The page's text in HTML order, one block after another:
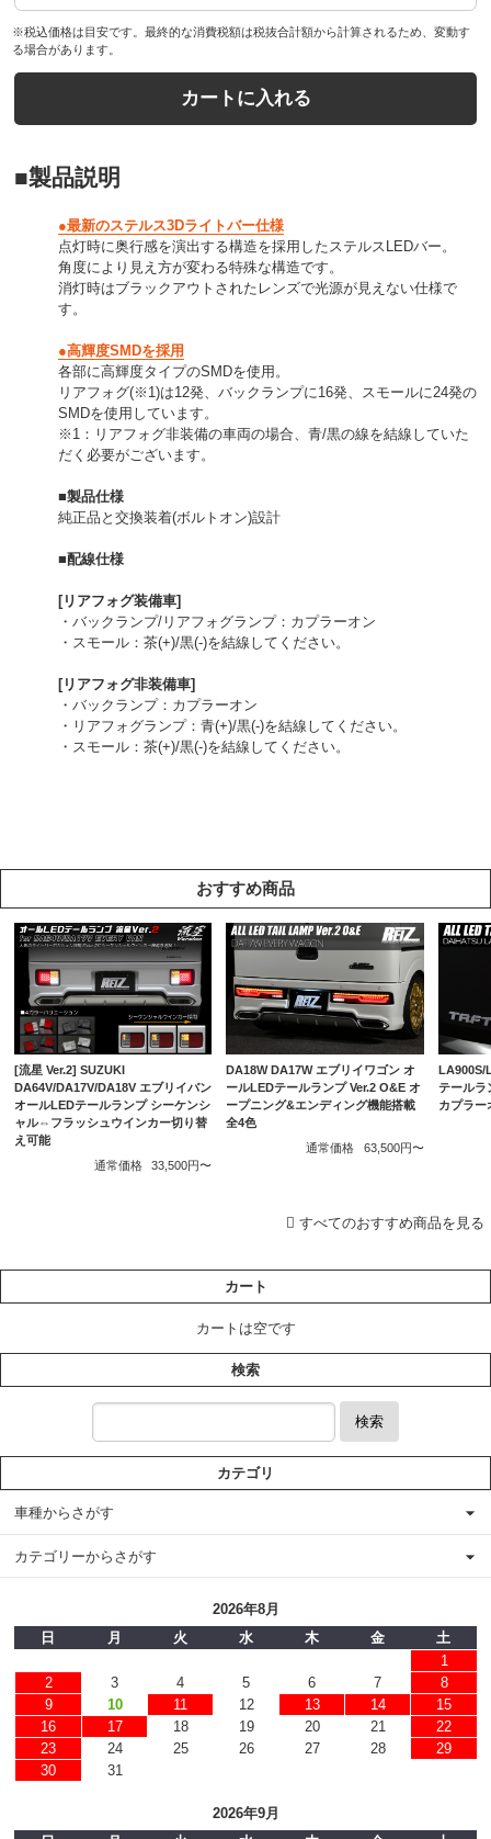
※税込価格は目安です。最終的な消費税額は税抜合計額から計算されるため、変動す
る場合があります。
カートに入れる
■製品説明
●最新のステルス3Dライトバー仕様
点灯時に奥行感を演出する構造を採用したステルスLEDバー。
角度により見え方が変わる特殊な構造です。
消灯時はブラックアウトされたレンズで光源が見えない仕様で
す。
●高輝度SMDを採用
各部に高輝度タイプのSMDを使用。
リアフォグ(※1)は12発、バックランプに16発、スモールに24発の
SMDを使用しています。
※1：リアフォグ非装備の車両の場合、青/黒の線を結線していた
だく必要がございます。
■製品仕様
純正品と交換装着(ボルトオン)設計
■配線仕様
[リアフォグ装備車]
・バックランプ/リアフォグランプ：カプラーオン
・スモール：茶(+)/黒(-)を結線してください。
[リアフォグ非装備車]
・バックランプ：カプラーオン
・リアフォグランプ：青(+)/黒(-)を結線してください。
・スモール：茶(+)/黒(-)を結線してください。
おすすめ商品
[流星 Ver.2] SUZUKI
DA64V/DA17V/DA18V エブリイバン
オールLEDテールランプ シーケンシ
ャル⇔フラッシュウインカー切り替
え可能
通常価格
33,500円〜
DA18W DA17W エブリイワゴン オ
ールLEDテールランプ Ver.2 O&E オ
ープニング&エンディング機能搭載
全4色
通常価格
63,500円〜
LA900S/
テールラ
カプラー
すべてのおすすめ商品を見る
カート
カートは空です
検索
検索
カテゴリ
車種からさがす
カテゴリーからさがす
2026年8月
日
月 火 水 木 金
土
1
2
3 4 5 6 7
8
9
10 11 12 13 14
15
16
17 18 19 20 21
22
23
24 25 26 27 28
29
30
31
2026年9月